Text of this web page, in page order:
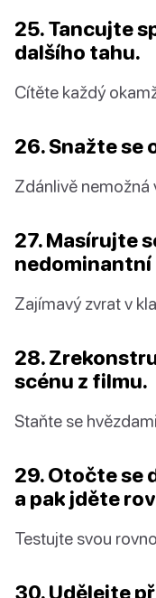
25. Tancujte
dalšího tahu.
Cítěte každý
26. Snažte se
Zdánlivě nemožná
27. Masírujte
nedominantní
Zajímavý zvrat v
28.
scénu z filmu.
Staňte se
29. Otočte se
a pak jděte
Testujte svou
30. Udělejte